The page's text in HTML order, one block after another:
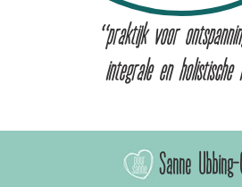
“praktijk voor
integrale en holistische
Sanne